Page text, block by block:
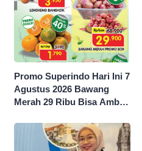
Promo Superindo Hari Ini 7
Agustus 2026 Bawang
Merah 29 Ribu Bisa Ambil
50 Persen